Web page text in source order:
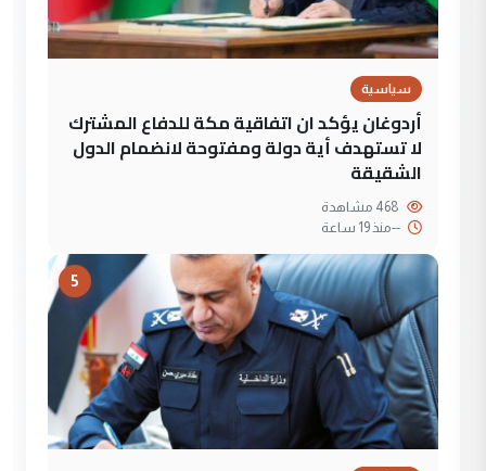
سياسية
أردوغان يؤكد ان اتفاقية مكة للدفاع المشترك
لا تستهدف أية دولة ومفتوحة لانضمام الدول
الشقيقة
--منذ 19 ساعة
5